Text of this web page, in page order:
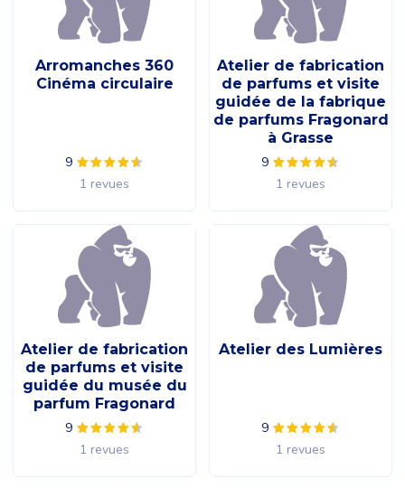
Arromanches 360
Cinéma circulaire
9
1 revues
Atelier de fabrication
de parfums et visite
guidée de la fabrique
de parfums Fragonard
à Grasse
9
1 revues
Atelier de fabrication
de parfums et visite
guidée du musée du
parfum Fragonard
9
1 revues
Atelier des Lumières
9
1 revues